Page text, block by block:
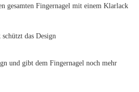
gesamten Fingernagel mit einem Klarlack
und gibt dem Fingernagel noch mehr